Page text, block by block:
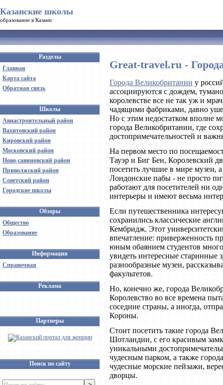
Казанские школы
образование в Казани
Разделы
Главная
Карта сайта
Обратная связь
Школы
Авиастроительный район
Вахитовский район
Кировский район
Московский район
Ново-савиновский район
Приволжский район
Советский район
Городские школы
Обзоры
Общество
Образование
Информация
Справочная
Реклама
Партнеры
Поиск по сайту
Great-travel.ru -
Города Великобритании у
ассоциируются с дождем,
королевстве все не так уж и
чадящими фабриками, давно
Но с этим недостатком вполне
города Великобритании, где
достопримечательностей и
На первом место по
Тауэр и Биг Бен, Королевский
посетить лучшие в мире музеи,
Лондонские пабы - не просто
работают для посетителей ни
интерьеры и имеют весьма
Если путешественника
сохранились классические
Кембридж. Этот
впечатление: приверженность
юным обаянием студентов
увидеть интересные старинные
разнообразные музеи,
факультетов.
Но, конечно же, города
Королевство во все времена
соседние страны, а иногда,
Короны.
Стоит посетить такие города
Шотландии, с его красивым
уникальными
чудесным парком, а также
чудесные морские пейзажи,
дворцы.